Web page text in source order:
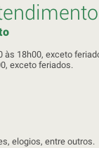
às 18h00, exceto
exceto feriados.
elogios, entre outros.